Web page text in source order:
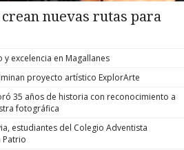
nuevas rutas para
y excelencia en Magallanes
proyecto artístico ExplorArte
35 años de historia con reconocimiento a
fotográfica
estudiantes del Colegio Adventista
Patrio